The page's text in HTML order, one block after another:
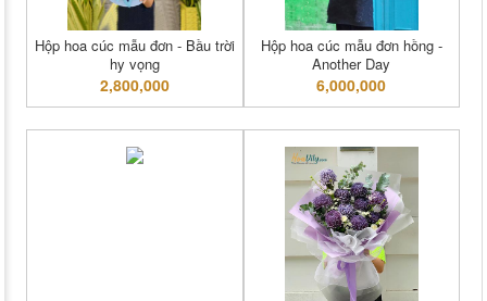
Hộp hoa cúc mẫu đơn - Bầu trời
hy vọng
2,800,000
Hộp hoa cúc mẫu đơn hồng -
Another Day
6,000,000